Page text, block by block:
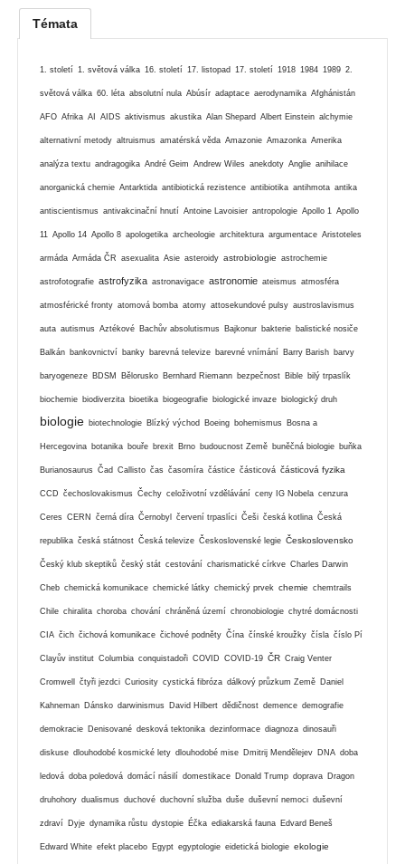
Témata
1. století 1. světová válka 16. století 17. listopad 17. století 1918 1984 1989 2.
světová válka 60. léta absolutní nula Abúsír adaptace aerodynamika Afghánistán
AFO Afrika AI AIDS aktivismus akustika Alan Shepard Albert Einstein alchymie
alternativní metody altruismus amatérská věda Amazonie Amazonka Amerika
analýza textu andragogika André Geim Andrew Wiles anekdoty Anglie anihilace
anorganická chemie Antarktida antibiotická rezistence antibiotika antihmota antika
antiscientismus antivakcinační hnutí Antoine Lavoisier antropologie Apollo 1 Apollo
11 Apollo 14 Apollo 8 apologetika archeologie architektura argumentace Aristoteles
armáda Armáda ČR asexualita Asie asteroidy astrobiologie astrochemie
astrofotografie astrofyzika astronavigace astronomie ateismus atmosféra
atmosférické fronty atomová bomba atomy attosekundové pulsy austroslavismus
auta autismus Aztékové Bachův absolutismus Bajkonur bakterie balistické nosiče
Balkán bankovnictví banky barevná televize barevné vnímání Barry Barish barvy
baryogeneze BDSM Bělorusko Bernhard Riemann bezpečnost Bible bilý trpaslík
biochemie biodiverzita bioetika biogeografie biologické invaze biologický druh
biologie biotechnologie Blízký východ Boeing bohemismus Bosna a
Hercegovina botanika bouře brexit Brno budoucnost Země buněčná biologie buňka
Burianosaurus Čad Callisto čas časomíra částice částicová částicová fyzika
CCD čechoslovakismus Čechy celoživotní vzdělávání ceny IG Nobela cenzura
Ceres CERN černá díra Černobyl červení trpaslíci Češi česká kotlina Česká
republika česká státnost Česká televize Československé legie Československo
Český klub skeptiků český stát cestování charismatické církve Charles Darwin
Cheb chemická komunikace chemické látky chemický prvek chemie chemtrails
Chile chiralita choroba chování chráněná území chronobiologie chytré domácnosti
CIA čich čichová komunikace čichové podněty Čína čínské kroužky čísla číslo Pí
Clayův institut Columbia conquistadoři COVID COVID-19 ČR Craig Venter
Cromwell čtyři jezdci Curiosity cystická fibróza dálkový průzkum Země Daniel
Kahneman Dánsko darwinismus David Hilbert dědičnost demence demografie
demokracie Denisované desková tektonika dezinformace diagnoza dinosauři
diskuse dlouhodobé kosmické lety dlouhodobé mise Dmitrij Mendělejev DNA doba
ledová doba poledová domácí násilí domestikace Donald Trump doprava Dragon
druhohory dualismus duchové duchovní služba duše duševní nemoci duševní
zdraví Dyje dynamika růstu dystopie Éčka ediakarská fauna Edvard Beneš
Edward White efekt placebo Egypt egyptologie eidetická biologie ekologie